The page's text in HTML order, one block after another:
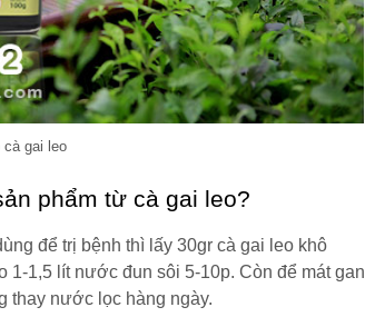
cà gai leo
phẩm từ cà gai leo?
để trị bệnh thì lấy 30gr cà gai leo khô
1-1,5 lít nước đun sôi 5-10p. Còn để mát gan
thay nước lọc hàng ngày.